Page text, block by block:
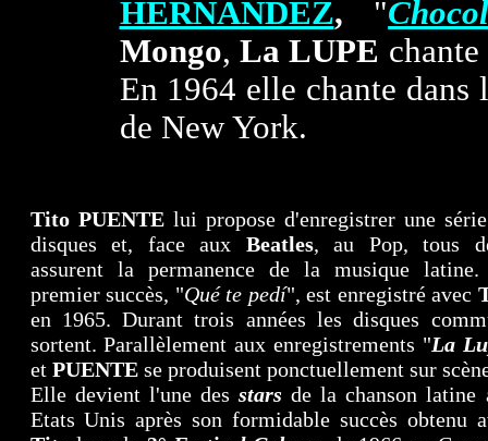
HERNÁNDEZ, "
Mongo, La LUPE
En 1964 elle chante
de New York.
Tito PUENTElui propose d'enregistrer une
disques et, face aux Beatles, au Pop, tous
assurent la permanence de la musique
premier succès, "Qué te pedí", est enregistré avec
en 1965. Durant trois années les disques
sortent. Parallèlement aux enregistrements "La
et PUENTEse produisent ponctuellement sur
Elle devient l'une des stars de la chanson latine
Etats Unis après son formidable succès obtenu